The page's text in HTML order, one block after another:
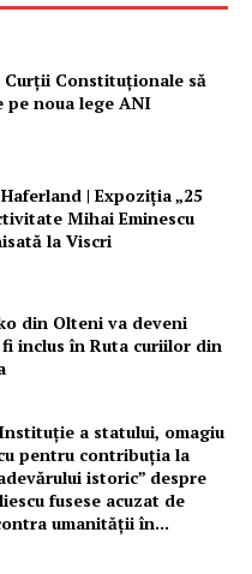
Curții Constituționale să
pe noua lege ANI
| Expoziţia „25
Mihai Eminescu
la Viscri
din Olteni va deveni
fi inclus în Ruta curiilor din
a statului, omagiu
pentru contribuția la
istoric” despre
fusese acuzat de
umanității în...